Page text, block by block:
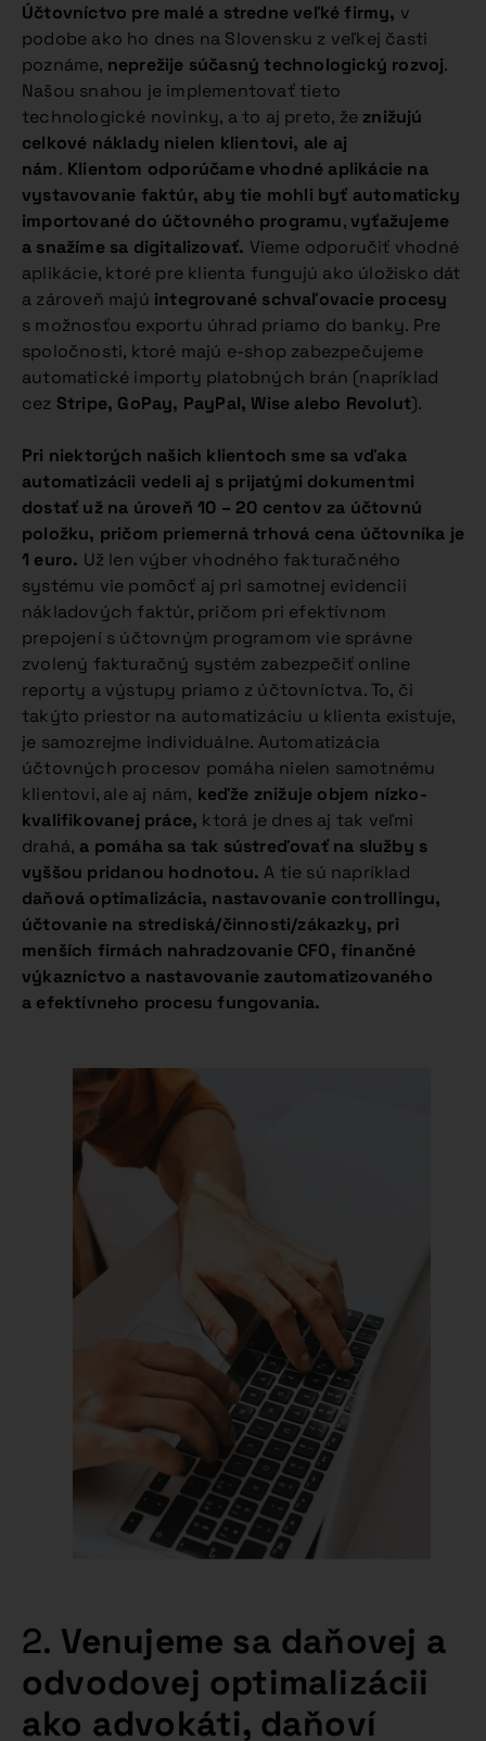
Účtovníctvo pre malé a stredne veľké firmy, v
podobe ako ho dnes na Slovensku z veľkej časti
poznáme, neprežije súčasný technologický rozvoj.
Našou snahou je implementovať tieto
technologické novinky, a to aj preto, že znižujú
celkové náklady nielen klientovi, ale aj
nám. Klientom odporúčame vhodné aplikácie na
vystavovanie faktúr, aby tie mohli byť automaticky
importované do účtovného programu,vyťažujeme
a snažíme sa digitalizovať. Vieme odporučiť vhodné
aplikácie, ktoré pre klienta fungujú ako úložisko dát
a zároveň majú integrované schvaľovacie procesy
s možnosťou exportu úhrad priamo do banky. Pre
spoločnosti, ktoré majú e-shop zabezpečujeme
automatické importy platobných brán (napríklad
cez Stripe, GoPay, PayPal, Wise alebo Revolut).
Pri niektorých našich klientoch sme sa vďaka
automatizácii vedeli aj s prijatými dokumentmi
dostať už na úroveň 10 – 20 centov za účtovnú
položku, pričom priemerná trhová cena účtovníka je
1 euro. Už len výber vhodného fakturačného
systému vie pomôcť aj pri samotnej evidencii
nákladových faktúr, pričom pri efektívnom
prepojení s účtovným programom vie správne
zvolený fakturačný systém zabezpečiť online
reporty a výstupy priamo z účtovníctva. To, či
takýto priestor na automatizáciu u klienta existuje,
je samozrejme individuálne. Automatizácia
účtovných procesov pomáha nielen samotnému
klientovi, ale aj nám, keďže znižuje objem nízko-
kvalifikovanej práce, ktorá je dnes aj tak veľmi
drahá, a pomáha sa tak sústreďovať na služby s
vyššou pridanou hodnotou. A tie sú napríklad
daňová optimalizácia, nastavovanie controllingu,
účtovanie na strediská/činnosti/zákazky, pri
menších firmách nahradzovanie CFO, finančné
výkazníctvo a nastavovanie zautomatizovaného
a efektívneho procesu fungovania.
2. Venujeme sa daňovej a
odvodovej optimalizácii
ako advokáti, daňoví